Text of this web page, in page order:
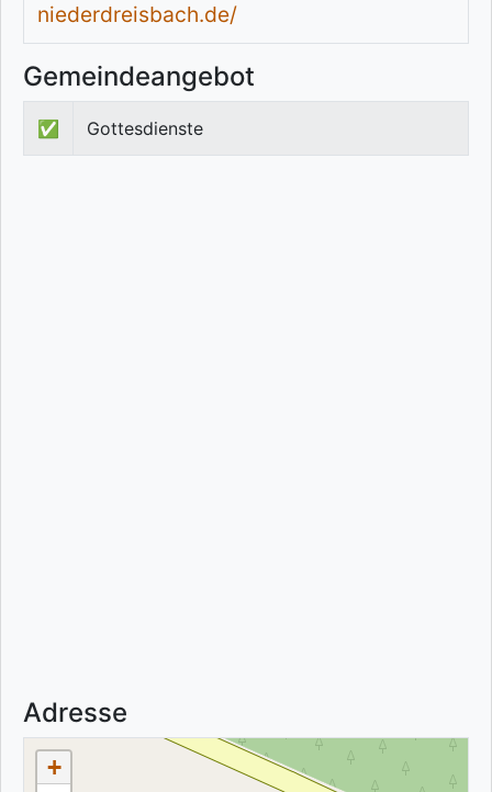
niederdreisbach.de/
Gemeindeangebot
✅ Gottesdienste
Adresse
+